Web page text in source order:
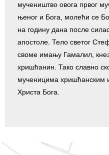
мучеништво овога првог
њеног и Бога, молећи се
на годину дана после
апостоле. Тело светог
своме имању Гамалил, кнез
хришћанин. Тако славно
мученицима хришћанским
Христа Бога.